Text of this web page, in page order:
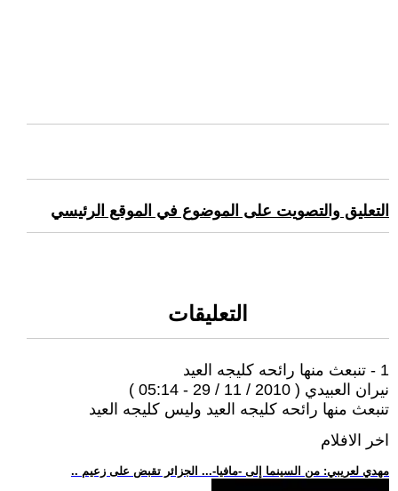
التعليق والتصويت على الموضوع في الموقع الرئيسي
التعليقات
1 - تنبعث منها رائحه كليجه العيد
نيران العبيدي ( 2010 / 11 / 29 - 05:14 )
تنبعث منها رائحه كليجه العيد وليس كليجه العيد
اخر الافلام
.. مهدي لعريبي: من السينما إلى -مافيا-... الجزائر تقبض على زعيم